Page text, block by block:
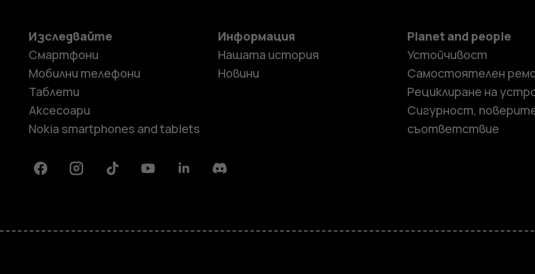
Изследвайте
Смартфони
Мобилни телефони
Таблети
Аксесоари
Nokia smartphones and tablets
Информация
Нашата история
Новини
Planet and people
Устойчивост
Самостоятелен
Рециклиране на
Сигурност,
съответствие
FacebookInstagramTiktok YoutubeLinkedinDiscord